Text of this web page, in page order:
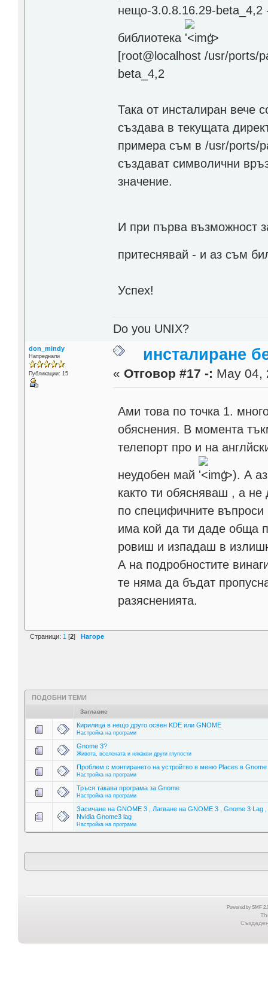
нещо-3.0.8.16.29-beta_4,2
библиотека
'>
[root@localhost /usr/ports/
beta_4,2
Така от инсталиран вече
създава в текущата
примера съм в /usr/ports/
създават символични
значение.
И при първа възможност
притеснявай - и аз съм
Успех!
Do you UNIX?
don_mindy
Напреднали
Публикации: 15
инсталиране
« Отговор #17 -: May 04,
Ами това по точка 1.
обяснения. В момента
телепорт про и на
неудобен май '>). А
както ти обясняваш , а
по специфичните
има кой да ти даде обща
ровиш и изпадаш в
А на подробностите
те няма да бъдат
разясненията.
Страници: 1 [2] Нагоре
ПОДОБНИ ТЕМИ
Заглавие
Кирилица в нещо друго освен KDE или GNOME
Настройка на програми
Gnome 3?
Живота, вселената и някакви други глупости
Проблем с монтирането на устройтво в меню Places в Gnome
Настройка на програми
Тръся такава програма за Gnome
Настройка на програми
Засичане на GNOME 3 , Лагване на GNOME 3 , Gnome 3 Lag ,
Nvidia Gnome3 lag
Настройка на програми
Powered by SMF